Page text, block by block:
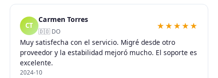
CT
Carmen Torres
🇩🇴 DO
★★★★★
Muy satisfecha con el servicio. Migré desde otro
proveedor y la estabilidad mejoró mucho. El soporte es
excelente.
2024-10